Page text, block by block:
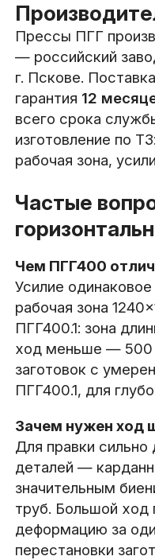
Прессы ПГГ
— российский
г. Пскове.
гарантия 12
всего срока
изготовление по
рабочая зона,
Частые
Чем ПГГ400
Усилие
рабочая зона
ПГГ400.1: зона
ход меньше — 500
заготовок с
ПГГ400.1, для
Зачем нужен ход
Для правки
деталей —
значительным
труб. Большой ход
деформацию за
перестановки